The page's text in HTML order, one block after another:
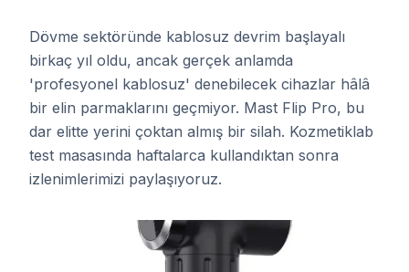
Dövme sektöründe kablosuz devrim başlayalı
birkaç yıl oldu, ancak gerçek anlamda
'profesyonel kablosuz' denebilecek cihazlar hâlâ
bir elin parmaklarını geçmiyor. Mast Flip Pro, bu
dar elitte yerini çoktan almış bir silah. Kozmetiklab
test masasında haftalarca kullandıktan sonra
izlenimlerimizi paylaşıyoruz.